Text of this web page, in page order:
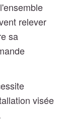
relever
sa
visée